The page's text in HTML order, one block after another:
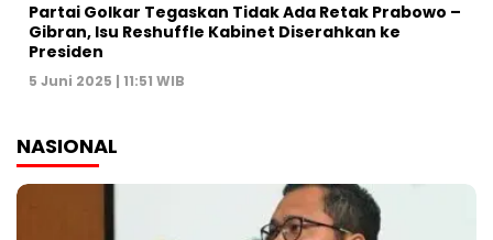
Partai Golkar Tegaskan Tidak Ada Retak Prabowo –
Gibran, Isu Reshuffle Kabinet Diserahkan ke
Presiden
5 Juni 2025 | 11:51 WIB
NASIONAL